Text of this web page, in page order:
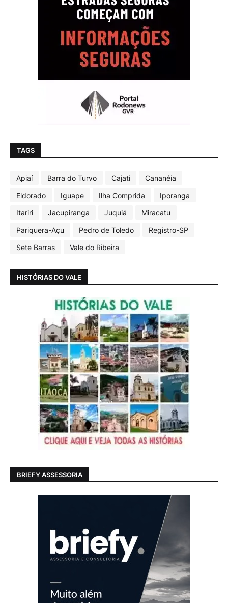
TAGS
Apiaí Barra do Turvo Cajati
Cananéia
Eldorado
Iguape Ilha Comprida
Iporanga
Itariri
Jacupiranga Juquiá
Miracatu
Pariquera-Açu
Pedro de Toledo
Registro-SP
Sete Barras
Vale do Ribeira
HISTÓRIAS DO VALE
BRIEFY ASSESSORIA